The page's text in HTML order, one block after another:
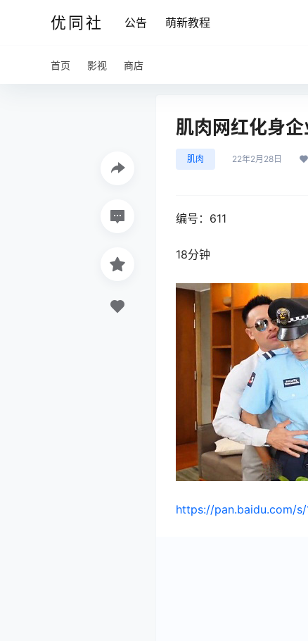
优同社 公告 萌新教程
首页 影视 商店
肌肉网红化身
肌肉 22年2月28日
编号：611
18分钟
https://pan.baidu.com/s/